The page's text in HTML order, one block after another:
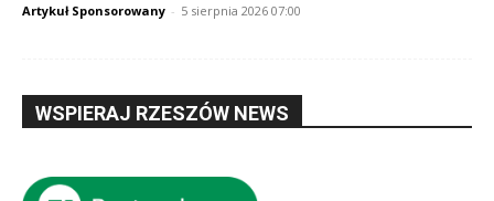
Artykuł Sponsorowany - 5 sierpnia 2026 07:00
WSPIERAJ RZESZÓW NEWS